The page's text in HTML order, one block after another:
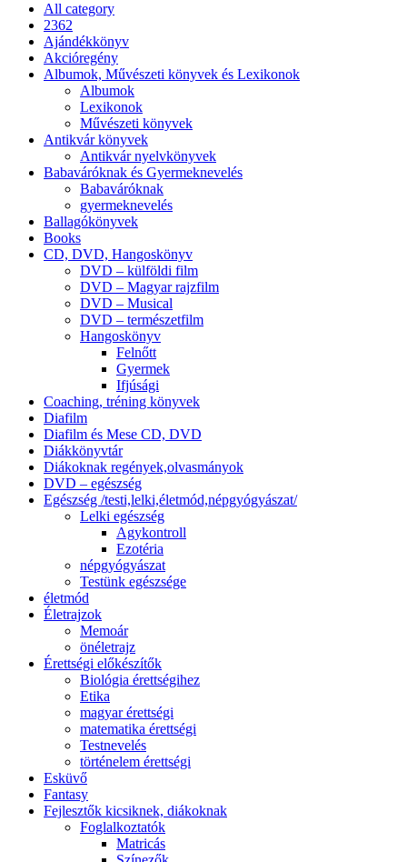
All category
2362
Ajándékkönyv
Akcióregény
Albumok, Művészeti könyvek és Lexikonok
Albumok
Lexikonok
Művészeti könyvek
Antikvár könyvek
Antikvár nyelvkönyvek
Babaváróknak és Gyermeknevelés
Babaváróknak
gyermeknevelés
Ballagókönyvek
Books
CD, DVD, Hangoskönyv
DVD – külföldi film
DVD – Magyar rajzfilm
DVD – Musical
DVD – természetfilm
Hangoskönyv
Felnőtt
Gyermek
Ifjúsági
Coaching, tréning könyvek
Diafilm
Diafilm és Mese CD, DVD
Diákkönyvtár
Diákoknak regények,olvasmányok
DVD – egészség
Egészség /testi,lelki,életmód,népgyógyászat/
Lelki egészség
Agykontroll
Ezotéria
népgyógyászat
Testünk egészsége
életmód
Életrajzok
Memoár
önéletrajz
Érettségi előkészítők
Biológia érettségihez
Etika
magyar érettségi
matematika érettségi
Testnevelés
történelem érettségi
Esküvő
Fantasy
Fejlesztők kicsiknek, diákoknak
Foglalkoztatók
Matricás